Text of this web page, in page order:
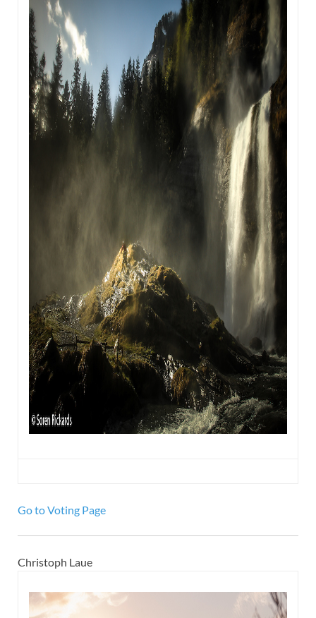
Go to Voting Page
Christoph Laue